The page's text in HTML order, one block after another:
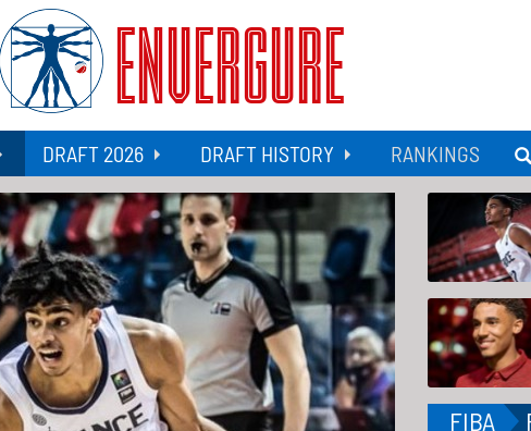
ENVERGURE
DRAFT 2026 DRAFT HISTORY RANKINGS
FIBA